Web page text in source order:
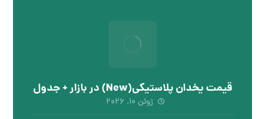
قیمت یخدان پلاستیکی(New) در بازار + جدول
ژوئن ۱۰, ۲۰۲۶